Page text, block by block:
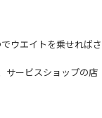
ウエイトを乗せればさ
サービスショップの店